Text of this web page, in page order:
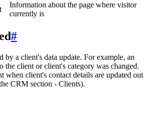
Information about the page where visitor
currently is
#
by a client's data update. For example, an
the client or client's category was changed.
when client's contact details are updated out
CRM section - Clients).